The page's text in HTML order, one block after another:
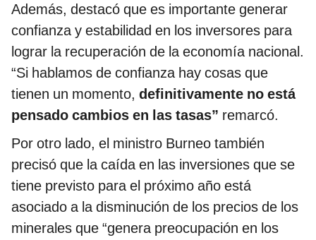
Además, destacó que es importante generar
confianza y estabilidad en los inversores para
lograr la recuperación de la economía nacional.
“Si hablamos de confianza hay cosas que
tienen un momento, definitivamente no está
pensado cambios en las tasas” remarcó.
Por otro lado, el ministro Burneo también
precisó que la caída en las inversiones que se
tiene previsto para el próximo año está
asociado a la disminución de los precios de los
minerales que “genera preocupación en los